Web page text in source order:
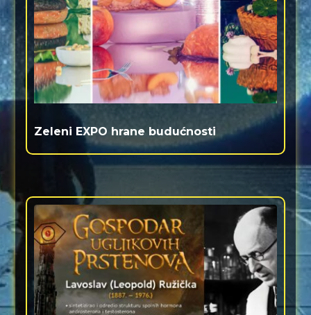
Zeleni EXPO hrane budućnosti